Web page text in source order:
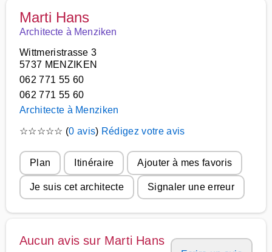
Marti Hans
Architecte à Menziken
Wittmeristrasse 3
5737 MENZIKEN
062 771 55 60
062 771 55 60
Architecte à Menziken
☆☆☆☆☆ (0 avis) Rédigez votre avis
Plan Itinéraire Ajouter à mes favoris
Je suis cet architecte Signaler une erreur
Aucun avis sur Marti Hans